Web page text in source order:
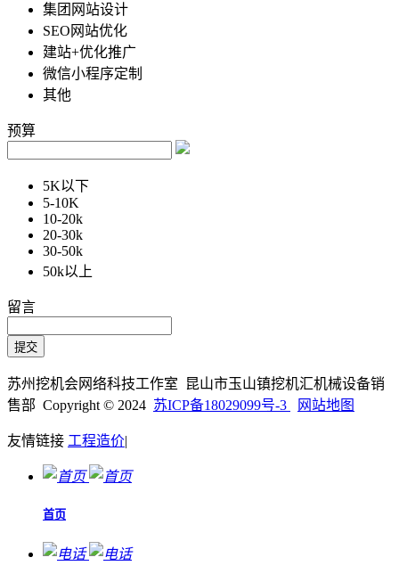
集团网站设计
SEO网站优化
建站+优化推广
微信小程序定制
其他
预算
5K以下
5-10K
10-20k
20-30k
30-50k
50k以上
留言
苏州挖机会网络科技工作室 昆山市玉山镇挖机汇机械设备销
售部 Copyright © 2024 苏ICP备18029099号-3 网站地图
友情链接 工程造价|
首页